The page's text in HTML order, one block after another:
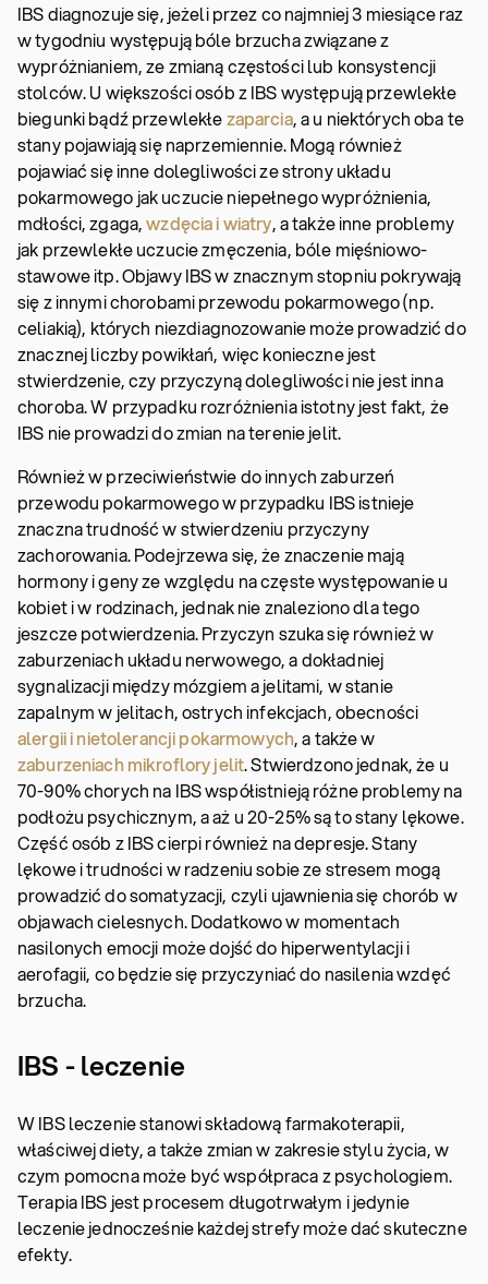
IBS diagnozuje się, jeżeli przez co najmniej 3 miesiące raz
w tygodniu występują bóle brzucha związane z
wypróżnianiem, ze zmianą częstości lub konsystencji
stolców. U większości osób z IBS występują przewlekłe
biegunki bądź przewlekłezaparcia, a u niektórych oba te
stany pojawiają się naprzemiennie. Mogą również
pojawiać się inne dolegliwości ze strony układu
pokarmowego jak uczucie niepełnego wypróżnienia,
mdłości, zgaga,wzdęcia i wiatry, a także inne problemy
jak przewlekłe uczucie zmęczenia, bóle mięśniowo-
stawowe itp. Objawy IBS w znacznym stopniu pokrywają
się z innymi chorobami przewodu pokarmowego (np.
celiakią), których niezdiagnozowanie może prowadzić do
znacznej liczby powikłań, więc konieczne jest
stwierdzenie, czy przyczyną dolegliwości nie jest inna
choroba. W przypadku rozróżnienia istotny jest fakt, że
IBS nie prowadzi do zmian na terenie jelit.
Również w przeciwieństwie do innych zaburzeń
przewodu pokarmowego w przypadku IBS istnieje
znaczna trudność w stwierdzeniu przyczyny
zachorowania. Podejrzewa się, że znaczenie mają
hormony i geny ze względu na częste występowanie u
kobiet i w rodzinach, jednak nie znaleziono dla tego
jeszcze potwierdzenia. Przyczyn szuka się również w
zaburzeniach układu nerwowego, a dokładniej
sygnalizacji między mózgiem a jelitami, w stanie
zapalnym w jelitach, ostrych infekcjach, obecności
alergii i nietolerancji pokarmowych, a także w
zaburzeniach mikroflory jelit. Stwierdzono jednak, że u
70-90% chorych na IBS współistnieją różne problemy na
podłożu psychicznym, a aż u 20-25% są to stany lękowe.
Część osób z IBS cierpi również na depresje. Stany
lękowe i trudności w radzeniu sobie ze stresem mogą
prowadzić do somatyzacji, czyli ujawnienia się chorób w
objawach cielesnych. Dodatkowo w momentach
nasilonych emocji może dojść do hiperwentylacji i
aerofagii, co będzie się przyczyniać do nasilenia wzdęć
brzucha.
IBS - leczenie
W IBS leczenie stanowi składową farmakoterapii,
właściwej diety, a także zmian w zakresie stylu życia, w
czym pomocna może być współpraca z psychologiem.
Terapia IBS jest procesem długotrwałym i jedynie
leczenie jednocześnie każdej strefy może dać skuteczne
efekty.